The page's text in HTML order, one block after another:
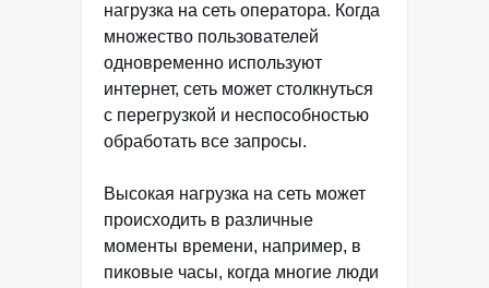
нагрузка на сеть оператора. Когда
множество пользователей
одновременно используют
интернет, сеть может столкнуться
с перегрузкой и неспособностью
обработать все запросы.
Высокая нагрузка на сеть может
происходить в различные
моменты времени, например, в
пиковые часы, когда многие люди